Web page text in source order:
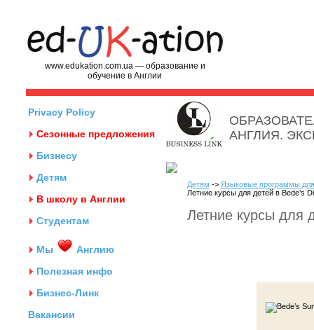
www.edukation.com.ua — образование и
обучение в Англии
Privacy Policy
Сезонные предложения
Бизнесу
Детям
В школу в Англии
Студентам
Мы
Англию
Полезная инфо
Бизнес-Линк
Вакансии
АНГЛИЯ.
Детям -> Языковые программы
Летние курсы для детей в Bede’s
Летние курсы для